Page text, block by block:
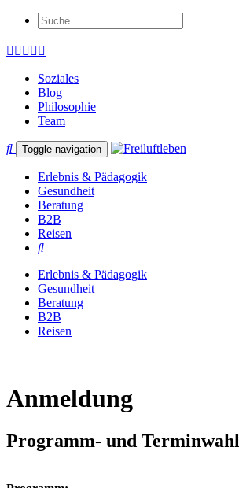
Soziales
Blog
Philosophie
Team
Toggle navigation
Erlebnis & Pädagogik
Gesundheit
Beratung
B2B
Reisen
Erlebnis & Pädagogik
Gesundheit
Beratung
B2B
Reisen
Anmeldung
Programm- und Terminwahl